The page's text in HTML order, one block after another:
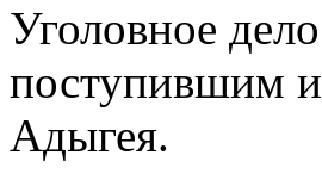
Уголовное
поступившим
Адыгея.